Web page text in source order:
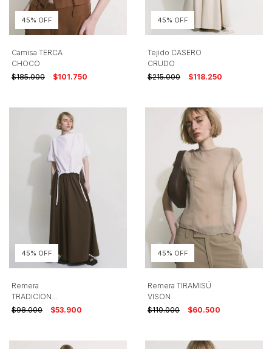
45% OFF
Camisa TERCA
CHOCO
$185.000
$101.750
45% OFF
Tejido CASERO
CRUDO
$215.000
$118.250
45% OFF
Remera
TRADICION
BLANCO
$98.000 $53.900
45% OFF
Remera TIRAMISÚ
VISON
$110.000
$60.500